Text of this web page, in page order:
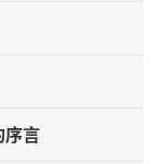
序言